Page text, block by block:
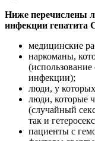
Ниже перечислены
инфекции гепатита
медицинские
наркоманы,
инфекции);
люди, у
люди, которые
(случайный
так и
пациенты с